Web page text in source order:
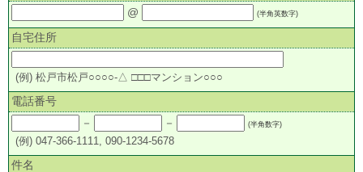
@ (半角英数字)
自宅住所
(例) 松戸市松戸○○○○-△ □□□マンション○○○
電話番号
－
－ (半角数字)
(例) 047-366-1111, 090-1234-5678
件名